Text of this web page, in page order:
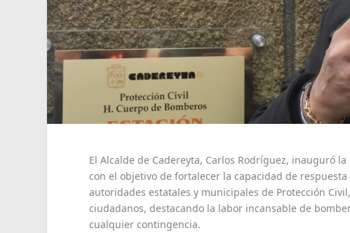
El Alcalde de Cadereyta, Carlos Rodríguez, inauguró
con el objetivo de fortalecer la capacidad de
autoridades estatales y municipales de Protección
ciudadanos, destacando la labor incansable de
cualquier contingencia.